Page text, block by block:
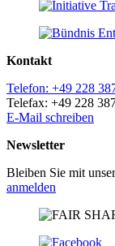
Kontakt
Telefon: +49 228
Telefax: +49 228
E-Mail schreiben
Newsletter
Bleiben Sie mit
anmelden